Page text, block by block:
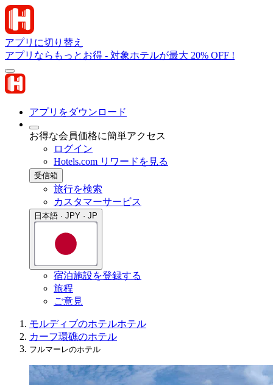
アプリに切り替え
アプリならもっとお得 - 対象ホテルが最大 20% OFF !
アプリをダウンロード
お得な会員価格に簡単アクセス
ログイン
Hotels.com リワードを見る
受信箱
旅行を検索
カスタマーサービス
日本語 · JPY · JP
宿泊施設を登録する
旅程
ご意見
モルディブのホテルホテル
カーフ環礁のホテル
フルマーレのホテル